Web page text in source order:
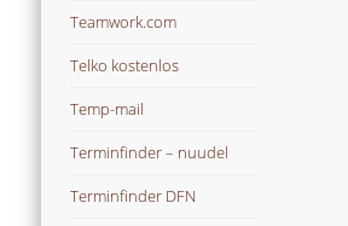
Teamwork.com
Telko kostenlos
Temp-mail
Terminfinder – nuudel
Terminfinder DFN